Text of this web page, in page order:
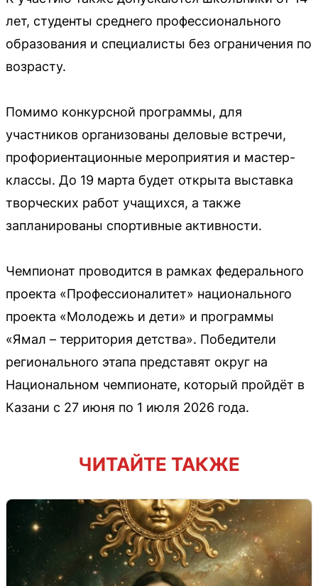
лет, студенты среднего профессионального
образования и специалисты без ограничения по
возрасту.
Помимо конкурсной программы, для
участников организованы деловые встречи,
профориентационные мероприятия и мастер-
классы. До 19 марта будет открыта выставка
творческих работ учащихся, а также
запланированы спортивные активности.
Чемпионат проводится в рамках федерального
проекта «Профессионалитет» национального
проекта «Молодежь и дети» и программы
«Ямал – территория детства». Победители
регионального этапа представят округ на
Национальном чемпионате, который пройдёт в
Казани с 27 июня по 1 июля 2026 года.
ЧИТАЙТЕ ТАКЖЕ